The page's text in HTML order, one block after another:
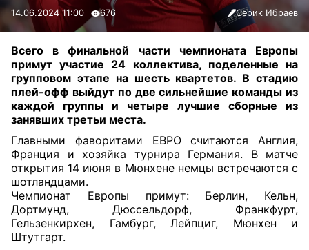
14.06.2024 11:00 676 Серик Ибраев
Всего в финальной части чемпионата Европы
примут участие 24 коллектива, поделенные на
групповом этапе на шесть квартетов. В стадию
плей-офф выйдут по две сильнейшие команды из
каждой группы и четыре лучшие сборные из
занявших третьи места.
Главными фаворитами ЕВРО считаются Англия,
Франция и хозяйка турнира Германия. В матче
открытия 14 июня в Мюнхене немцы встречаются с
шотландцами.
Чемпионат Европы примут: Берлин, Кельн,
Дортмунд, Дюссельдорф, Франкфурт,
Гельзенкирхен, Гамбург, Лейпциг, Мюнхен и
Штутгарт.